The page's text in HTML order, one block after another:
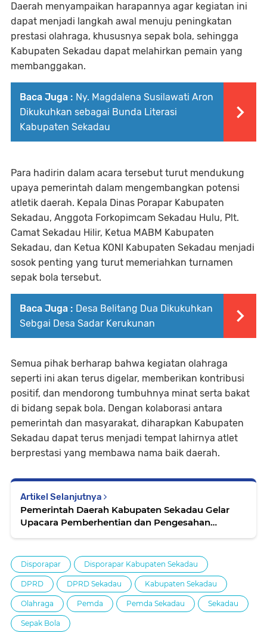
Daerah menyampaikan harapannya agar kegiatan ini
dapat menjadi langkah awal menuju peningkatan
prestasi olahraga, khususnya sepak bola, sehingga
Kabupaten Sekadau dapat melahirkan pemain yang
membanggakan.
Baca Juga : Ny. Magdalena Susilawati Aron
Dikukuhkan sebagai Bunda Literasi
Kabupaten Sekadau
Para hadirin dalam acara tersebut turut mendukung
upaya pemerintah dalam mengembangkan potensi
atletik daerah. Kepala Dinas Porapar Kabupaten
Sekadau, Anggota Forkopimcam Sekadau Hulu, Plt.
Camat Sekadau Hilir, Ketua MABM Kabupaten
Sekadau, dan Ketua KONI Kabupaten Sekadau menjadi
sosok penting yang turut memeriahkan turnamen
sepak bola tersebut.
Baca Juga : Desa Belitang Dua Dikukuhkan
Sebgai Desa Sadar Kerukunan
Semua pihak berharap bahwa kegiatan olahraga
seperti ini akan terus digelar, memberikan kontribusi
positif, dan mendorong tumbuhnya minat serta bakat
di bidang sepak bola. Dengan kolaborasi antara
pemerintah dan masyarakat, diharapkan Kabupaten
Sekadau dapat terus menjadi tempat lahirnya atlet
berprestasi yang membawa nama baik daerah.
Artikel Selanjutnya
Pemerintah Daerah Kabupaten Sekadau Gelar
Upacara Pemberhentian dan Pengesahan
Disporapar Disporapar Kabupaten Sekadau
DPRD DPRD Sekadau Kabupaten Sekadau
Olahraga Pemda Pemda Sekadau Sekadau
Sepak Bola